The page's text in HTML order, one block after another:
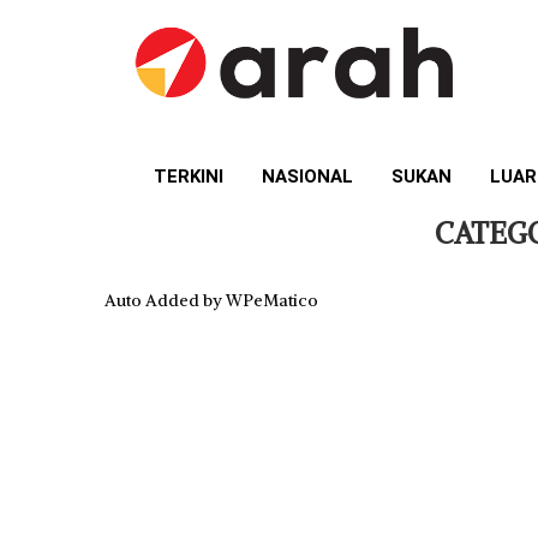
TERKINI NASIONAL SUKAN
Auto Added by WPeMatico